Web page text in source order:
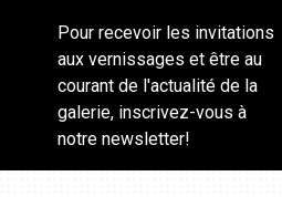
Pour recevoir les invitations
aux vernissages et être au
courant de l'actualité de la
galerie, inscrivez-vous à
notre newsletter!